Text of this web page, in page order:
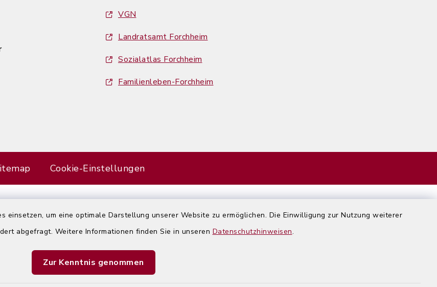
einsetzen, um eine optimale Darstellung unserer Website zu ermöglichen. Die Einwilligung zur Nutzung weiterer
abgefragt. Weitere Informationen finden Sie in unseren Datenschutzhinweisen.
Zur Kenntnis genommen
VGN
Landratsamt Forchheim
Sozialatlas Forchheim
Familienleben-Forchheim
Cookie-Einstellungen
Error
Failed to load assistant data
Refresh Page